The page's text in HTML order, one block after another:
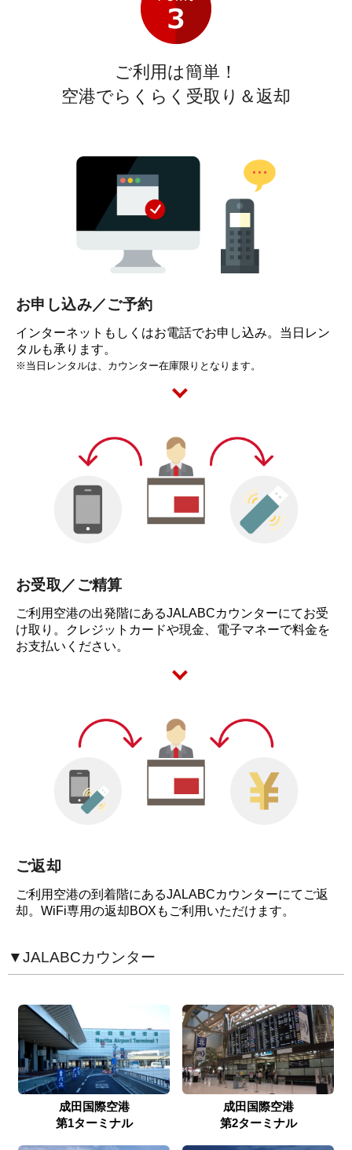
ご利用は簡単！
空港でらくらく受取り＆返却
お申し込み／ご予約
インターネットもしくはお電話でお申し込み。当日レン
タルも承ります。
※当日レンタルは、カウンター在庫限りとなります。
お受取／ご精算
ご利用空港の出発階にあるJALABCカウンターにてお受
け取り。クレジットカードや現金、電子マネーで料金を
お支払いください。
ご返却
ご利用空港の到着階にあるJALABCカウンターにてご返
却。WiFi専用の返却BOXもご利用いただけます。
▼JALABCカウンター
成田国際空港
第1ターミナル
成田国際空港
第2ターミナル